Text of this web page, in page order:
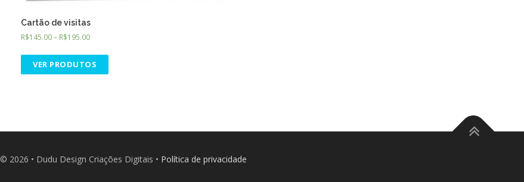
Cartão de visitas
R$145.00– R$195.00
VER PRODUTOS
© 2026 • Dudu Design Criações Digitais • Política de privacidade